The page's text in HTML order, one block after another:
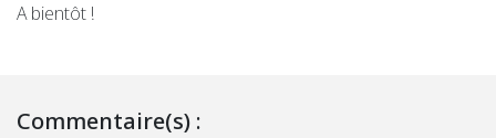
A bientôt !
Commentaire(s) :